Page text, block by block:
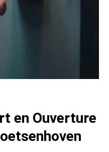
en Ouverture